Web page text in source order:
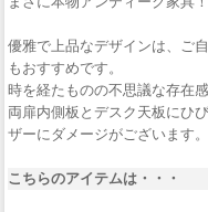
優雅で上品なデザインは、ご
もおすすめです。
時を経たものの不思議な存在
両扉内側板とデスク天板にひ
ザーにダメージがございます。
こちらのアイテムは・・・